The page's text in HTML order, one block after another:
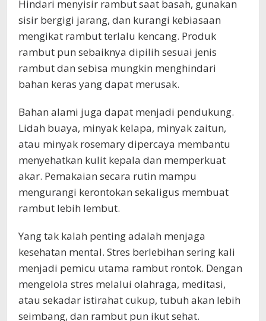
Hindari menyisir rambut saat basah, gunakan
sisir bergigi jarang, dan kurangi kebiasaan
mengikat rambut terlalu kencang. Produk
rambut pun sebaiknya dipilih sesuai jenis
rambut dan sebisa mungkin menghindari
bahan keras yang dapat merusak.
Bahan alami juga dapat menjadi pendukung.
Lidah buaya, minyak kelapa, minyak zaitun,
atau minyak rosemary dipercaya membantu
menyehatkan kulit kepala dan memperkuat
akar. Pemakaian secara rutin mampu
mengurangi kerontokan sekaligus membuat
rambut lebih lembut.
Yang tak kalah penting adalah menjaga
kesehatan mental. Stres berlebihan sering kali
menjadi pemicu utama rambut rontok. Dengan
mengelola stres melalui olahraga, meditasi,
atau sekadar istirahat cukup, tubuh akan lebih
seimbang, dan rambut pun ikut sehat.